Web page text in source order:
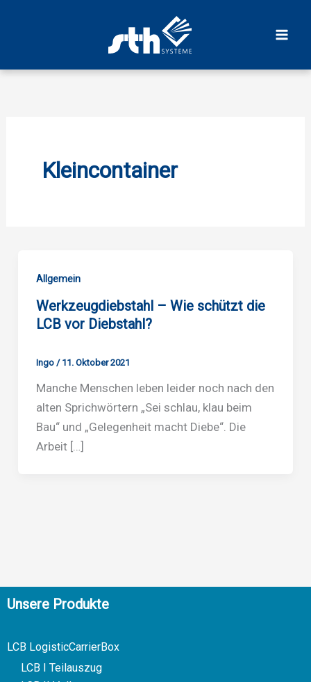
Kleincontainer
Allgemein
Werkzeugdiebstahl – Wie schützt die
LCB vor Diebstahl?
Ingo / 11. Oktober 2021
Manche Menschen leben leider noch nach den
alten Sprichwörtern „Sei schlau, klau beim
Bau“ und „Gelegenheit macht Diebe“. Die
Arbeit […]
Unsere Produkte
LCB LogisticCarrierBox
LCB I Teilauszug